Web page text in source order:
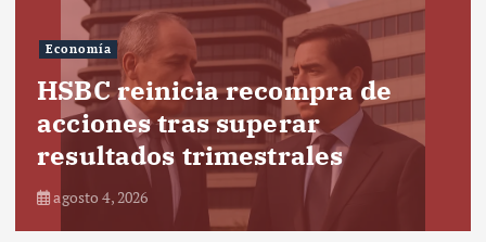
Economía
HSBC reinicia recompra de
acciones tras superar
resultados trimestrales
agosto 4, 2026